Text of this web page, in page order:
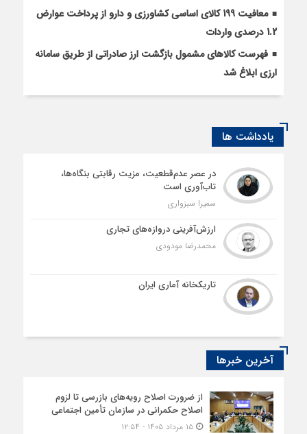
معافیت 199 کالای اساسی کشاورزی و دارو از پرداخت عوارض
1.2 درصدی واردات
فهرست کالاهای مشمول بازگشت ارز صادراتی از طریق سامانه
ارزی ابلاغ شد
یادداشت ها
در عصر عدم‌قطعیت، مزیت رقابتی بنگاه‌ها،
تاب‌آوری است
سمیرا سبزواری
ارزش‌آفرینی دروازه‌های تجاری
محمدرضا مودودی
تاریکخانه آماری ایران
آخرین خبرها
از ضرورت اصلاح رویه‌های بازرسی تا لزوم
اصلاح حکمرانی در سازمان تأمین اجتماعی
۱۵ مرداد ۱۴۰۵ - ۱۲:۵۴